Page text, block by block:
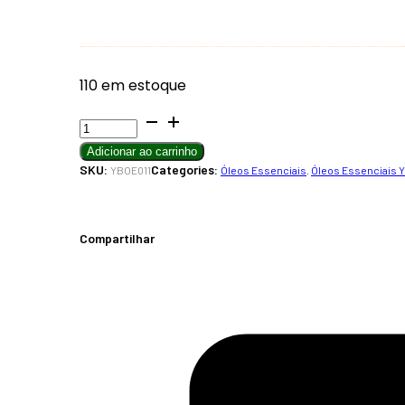
110 em estoque
Gerânio
Óleo
Essencial
Adicionar ao carrinho
SKU: YBOE011Categories: Óleos Essenciais, Óleos Essenciais
Compartilhar